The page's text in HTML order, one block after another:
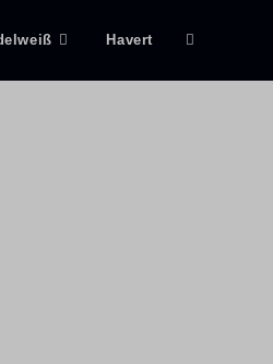
Havert